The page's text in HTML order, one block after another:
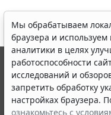
Мы обрабатываем
браузера и
аналитики в целях
работоспособности
исследований и
запретить обработку
настройках браузера.
ознакомьтесь с
© ООО "НПП "ГАРАНТ-
выпускается с 1990
являются участниками
информации ГАРАНТ.